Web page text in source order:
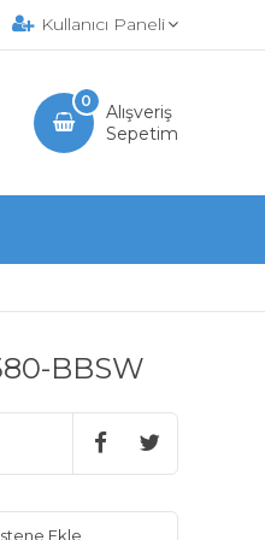
Kullanıcı Paneli
Alışveriş
Sepetim
0
BBSW
Ekle